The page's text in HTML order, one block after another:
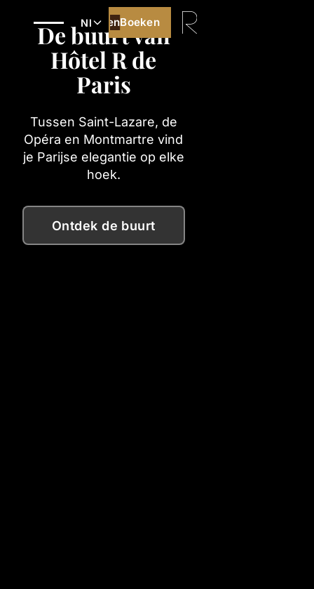
Nl Boeken
Boeken
De buurt van
Hôtel R de
Paris
Tussen Saint-Lazare, de
Opéra en Montmartre vind
je Parijse elegantie op elke
hoek.
Ontdek de buurt